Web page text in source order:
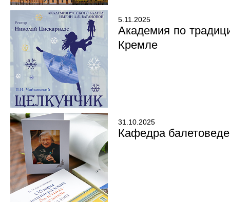
5.11.2025
Академия по
Кремле
31.10.2025
Кафедра